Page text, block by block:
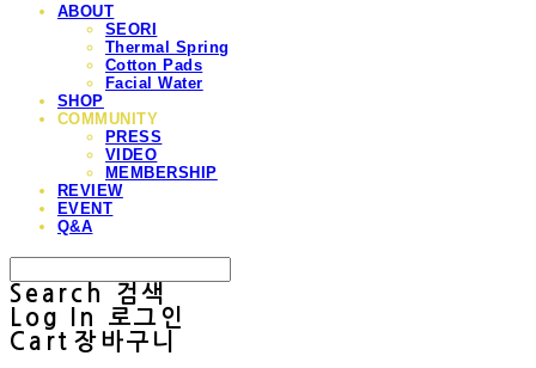
ABOUT
SEORI
Thermal Spring
Cotton Pads
Facial Water
SHOP
COMMUNITY
PRESS
VIDEO
MEMBERSHIP
REVIEW
EVENT
Q&A
Search
검색
Log In
로그인
Cart 장바구니